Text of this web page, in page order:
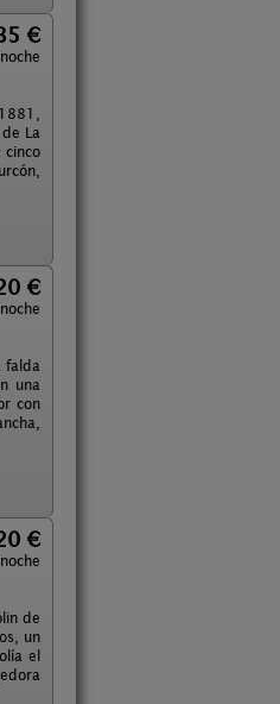
€
La
cinco
€
falda
una
con
€
de
un
el